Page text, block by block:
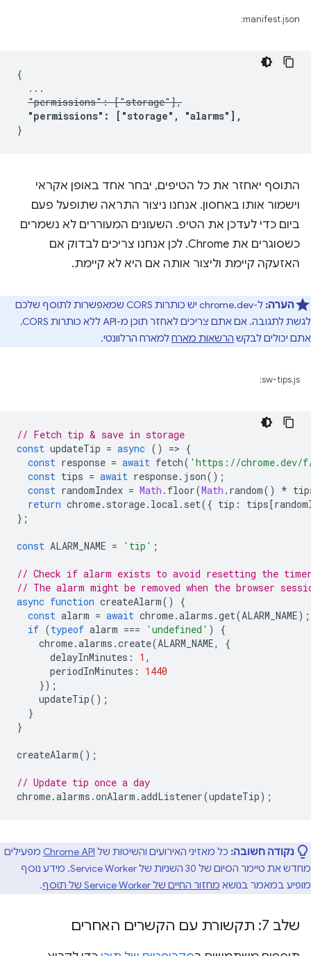
manifest.json:
{
  ...
"permissions": ["storage"],
"permissions": ["storage", "alarms"],
התוסף יאחזר את כל הטיפים, יבחר אחד באופן אקראי
וישמור אותו באחסון. אנחנו ניצור התראה שתופעל פעם
ביום כדי לעדכן את הטיפ. השעונים המעוררים לא נשמרים
כשסוגרים את Chrome. לכן אנחנו צריכים לבדוק אם
האזעקה קיימת וליצור אותה אם היא לא קיימת.
הערה:
ל-chrome.dev יש כותרות CORS שמאפשרות לתוסף שלכם
לגשת לתגובה. אם אתם צריכים לאחזר תוכן מ-API ללא כותרות CORS,
אתם יכולים לבקש הרשאות מארחלמארח הרלוונטי.
sw-tips.js:
// Fetch tip & save in storage
const updateTip = async () => {
const response = await fetch( 'https://chrome.dev/
const tips = await response. json();
const randomIndex = Math . floor(Math . random() *
return chrome. storage. local . set({ tip : tips[
};
const ALARM_NAME = 'tip' ;
// Check if alarm exists to avoid resetting the
// The alarm might be removed when the browser
async function createAlarm()
{
const alarm = await chrome.alarms .get(ALARM_NAME);
if (typeof alarm === 'undefined' )
{
chrome.alarms .create(ALARM_NAME,
{
delayInMinutes : 1 ,
periodInMinutes :
1440
});
updateTip();
}
}
createAlarm();
// Update tip once a day
chrome.alarms .onAlarm .addListener(updateTip);
נקודה חשובה: כל מאזיני האירועים והשיטות של Chrome API מפעילים
מחדש את טיימר הסיום של 30 השניות של Service Worker. מידע נוסף
מופיע במאמר בנושא מחזור החיים של Service Worker של תוסף .
שלב 7: תקשורת עם הקשרים האחרים